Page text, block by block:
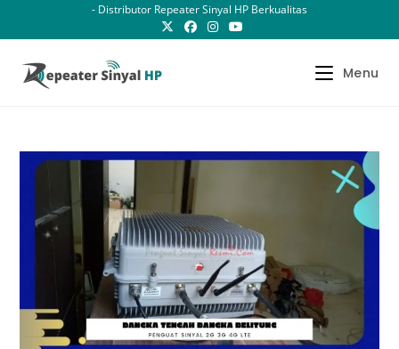
- Distributor Repeater Sinyal HP Berkualitas
Menu